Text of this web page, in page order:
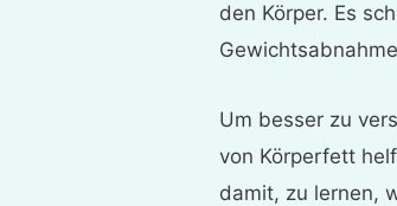
den Körper. Es
Um besser zu
von Körperfett
damit, zu lernen,